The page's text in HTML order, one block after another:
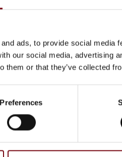
ads, to provide social media
our social media, advertising
them or that they’ve collected
Preferences